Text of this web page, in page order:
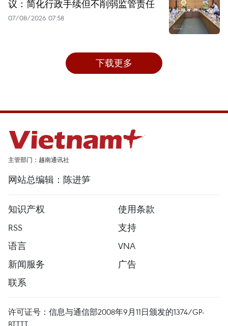
议：简化行政手续但不削弱监管责任
07/08/2026 07:58
下载更多
主管部门：越南通讯社
网站总编辑：陈进笋
知识产权
使用条款
RSS
支持
语言
VNA
新闻服务
广告
联系
许可证号：信息与通信部2008年9月11日颁发的1374/GP-